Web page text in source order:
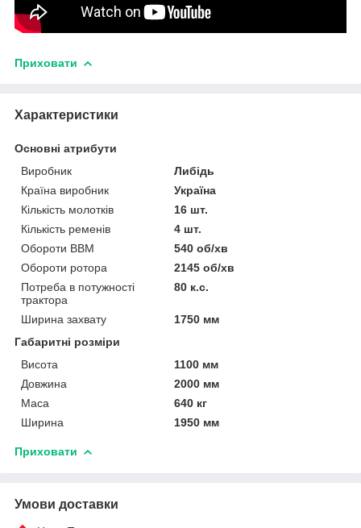
Приховати
Характеристики
Основні атрибути
Виробник
Либідь
Країна виробник
Україна
Кількість молотків
16 шт.
Кількість ременів
4 шт.
Обороти ВВМ
540 об/хв
Обороти ротора
2145 об/хв
Потреба в потужності
трактора
80 к.с.
Ширина захвату
1750 мм
Габаритні розміри
Висота
1100 мм
Довжина
2000 мм
Маса
640 кг
Ширина
1950 мм
Приховати
Умови доставки